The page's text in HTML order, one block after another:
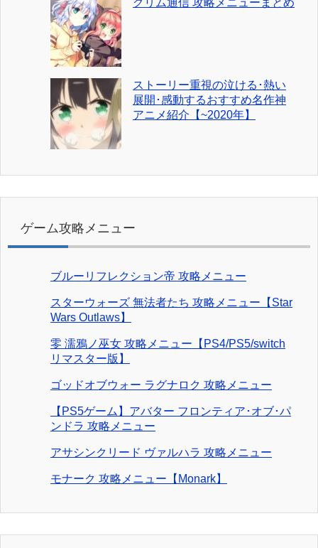
グリム通信 攻略メニューまとめ
ストーリー重視の泣ける･熱い
展開･感動するおすすめ名作神
アニメ紹介【~2020年】
ゲーム攻略メニュー
ブルーリフレクション帝 攻略メニュー
スターウォーズ 無法者たち 攻略メニュー【Star
Wars Outlaws】
零 濡鴉ノ巫女 攻略メニュー【PS4/PS5/switch
リマスター版】
ゴッドオブウォー ラグナロク 攻略メニュー
【PS5ゲーム】アバター フロンティア･オブ･パ
ンドラ 攻略メニュー
アサシンクリード ヴァルハラ 攻略メニュー
モナーク 攻略メニュー【Monark】